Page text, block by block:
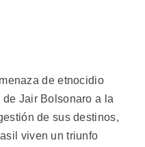
de etnocidio
Jair Bolsonaro a la
de sus destinos,
viven un triunfo